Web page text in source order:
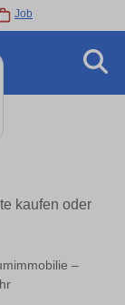
Job
kaufen oder
–